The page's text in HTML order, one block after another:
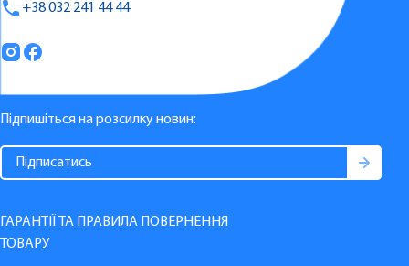
+38 032 241 44 44
Підпишіться на розсилку новин:
ГАРАНТІЇ ТА ПРАВИЛА ПОВЕРНЕННЯ
ТОВАРУ